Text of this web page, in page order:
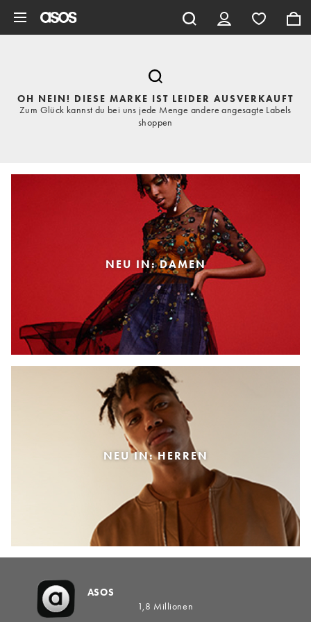
OH NEIN! DIESE MARKE IST LEIDER AUSVERKAUFT
Zum Glück kannst du bei uns jede Menge andere angesagte Labels
shoppen
NEU IN: DAMEN
NEU IN: HERREN
ASOS
1,8 Millionen